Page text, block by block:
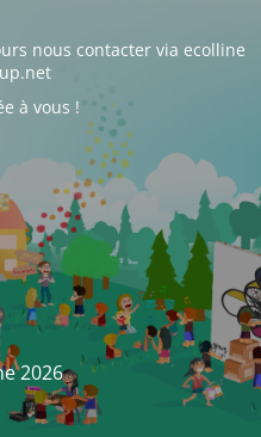
nous contacter via ecolline
à vous !
2026